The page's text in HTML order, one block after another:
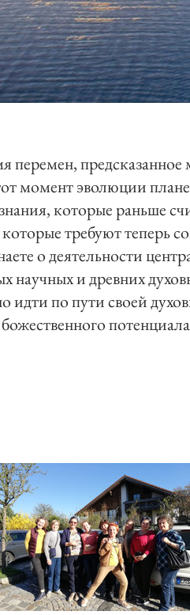
момент эволюции
которые раньше
требуют теперь
о деятельности
научных и древних
идти по пути своей